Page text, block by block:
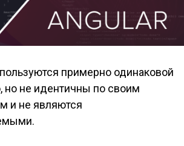
примерно одинаковой
но не идентичны по своим
и не являются